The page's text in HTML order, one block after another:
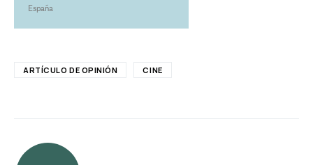
España
ARTÍCULO DE OPINIÓN CINE